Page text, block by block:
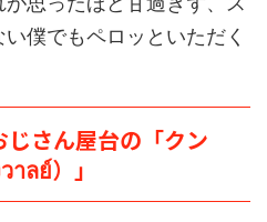
僕でもペロッといただく
さん屋台の「クン
ลย์）」